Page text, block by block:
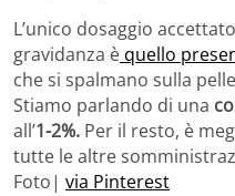
L’unico dosaggio
gravidanza è quello
che si spalmano sulla
Stiamo parlando di una
all’1-2%. Per il resto, è
tutte le altre
Foto| via Pinterest